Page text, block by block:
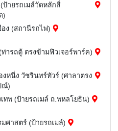
ป้ายรถเมล์วัดหลักสี่
)
ง (สถานีรถไฟ)
ารถตู้ ตรงข้ามฟิวเจอร์พาร์ค)
หนึ่ง วัชรินทร์ทัวร์ (ศาลาตรง
ณ์)
ทพ (ป้ายรถเมล์ ถ.พหลโยธิน)
ศาสตร์ (ป้ายรถเมล์)